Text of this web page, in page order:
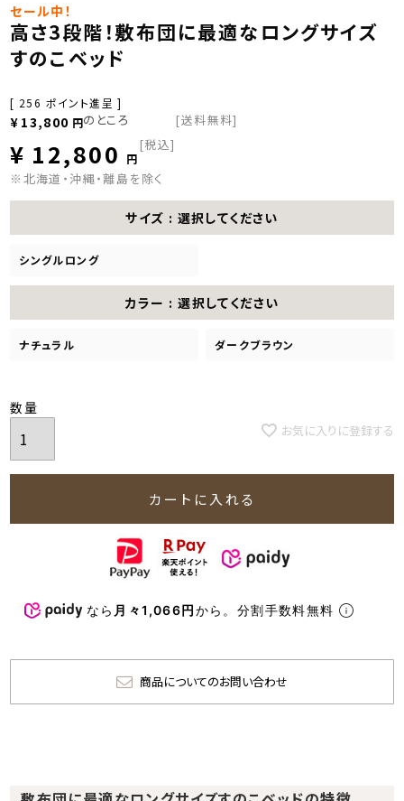
セール中！
高さ3段階！敷布団に最適なロングサイズ
すのこベッド
[ 256 ポイント進呈 ]
¥ 13,800 のところ
¥ 12,800 税込
[送料無料]
※北海道・沖縄・離島を除く
サイズ 選択してください
シングルロング
カラー 選択してください
ナチュラル ダークブラウン
お気に入りに登録する
カートに入れる
なら 月々1,066円から。分割手数料無料
商品についてのお問い合わせ